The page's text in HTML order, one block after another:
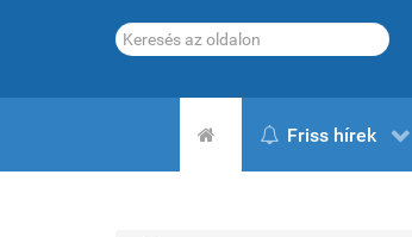
Keresés...
Friss hírek